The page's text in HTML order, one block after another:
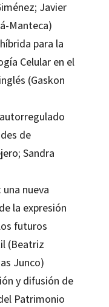
Javier
Manteca)
para la
Celular en el
(Gaskon
de
Sandra
nueva
la expresión
futuros
(Beatriz
Junco)
y difusión de
Patrimonio